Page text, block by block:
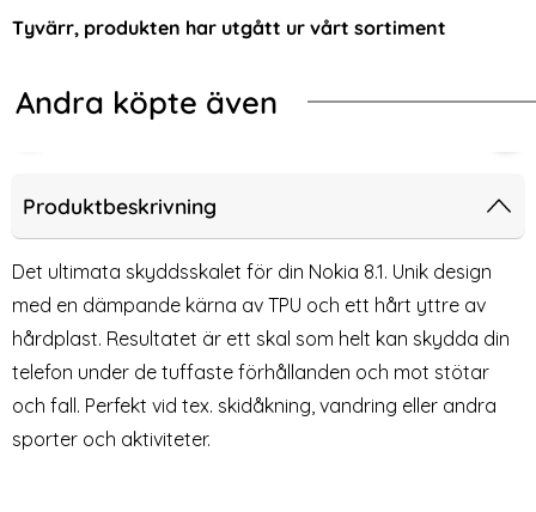
Tyvärr, produkten har utgått ur vårt sortiment
Andra köpte även
- Krokodil Mönster Skal - RödNokia 8.1 - Ultimata stöttåliga
Produktbeskrivning
Det ultimata skyddsskalet för din Nokia 8.1. Unik design
med en dämpande kärna av TPU och ett hårt yttre av
hårdplast. Resultatet är ett skal som helt kan skydda din
telefon under de tuffaste förhållanden och mot stötar
och fall. Perfekt vid tex. skidåkning, vandring eller andra
sporter och aktiviteter.